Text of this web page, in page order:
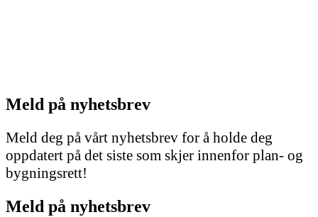
Meld på nyhetsbrev
Meld deg på vårt nyhetsbrev for å holde deg
oppdatert på det siste som skjer innenfor plan- og
bygningsrett!
Meld på nyhetsbrev